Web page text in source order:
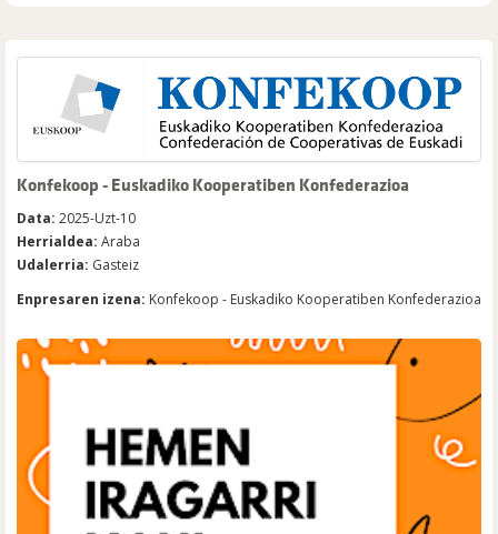
Konfekoop - Euskadiko Kooperatiben Konfederazioa
Data: 2025-Uzt-10
Herrialdea: Araba
Udalerria: Gasteiz
Enpresaren izena: Konfekoop - Euskadiko Kooperatiben Konfederazioa